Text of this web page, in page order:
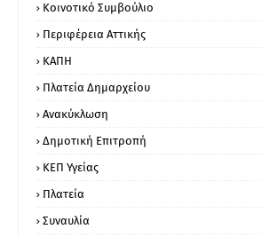
Κοινοτικό Συμβούλιο
Περιφέρεια Αττικής
ΚΑΠΗ
Πλατεία Δημαρχείου
Ανακύκλωση
Δημοτική Επιτροπή
ΚΕΠ Υγείας
Πλατεία
Συναυλία